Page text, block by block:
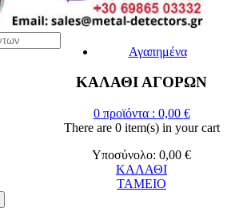
Αγαπημένα
ΚΑΛΑΘΙ ΑΓΟΡΩΝ
0προϊόντα : 0,00 €
There are 0 item(s)in your cart
Υποσύνολο: 0,00 €
ΚΑΛΑΘΙ
ΤΑΜΕΙΟ